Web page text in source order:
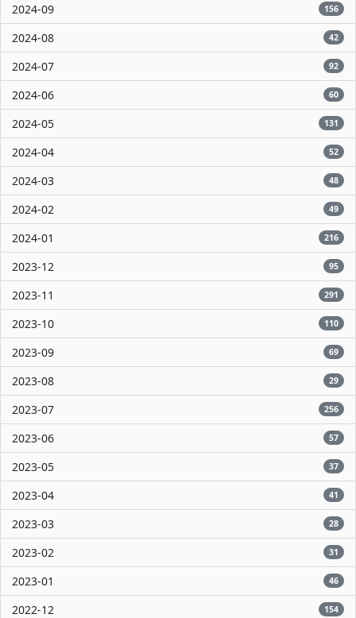
2024-09 156
2024-08 42
2024-07 92
2024-06 60
2024-05 131
2024-04 52
2024-03 48
2024-02 49
2024-01 216
2023-12 95
2023-11 291
2023-10 110
2023-09 69
2023-08 29
2023-07 256
2023-06 57
2023-05 37
2023-04 41
2023-03 28
2023-02 31
2023-01 46
2022-12 154